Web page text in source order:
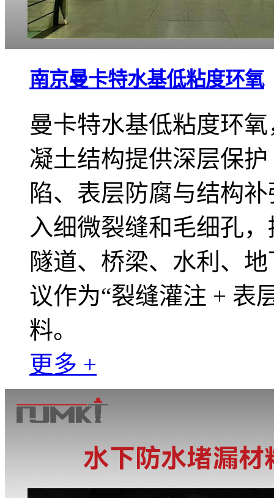
南京曼卡特水基低粘度环氧
曼卡特水基低粘度环
凝土结构提供深层保
陷、表层防腐与结构
入细微裂缝和毛细孔
隧道、桥梁、水利、
议作为“裂缝灌注 + 表
料。
更多 +